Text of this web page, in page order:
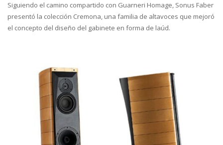
Siguiendo el camino compartido con Guarneri Homage, Sonus Faber
presentó la colección Cremona, una familia de altavoces que mejoró
el concepto del diseño del gabinete en forma de laúd.